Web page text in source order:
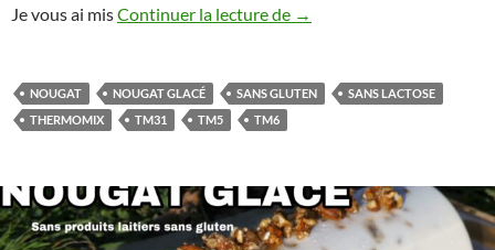
Je vous ai misContinuer la lecture de Nougat glacé au
→
NOUGAT NOUGAT GLACÉ SANS GLUTEN
SANS LACTOSE
THERMOMIX
TM31 TM5 TM6